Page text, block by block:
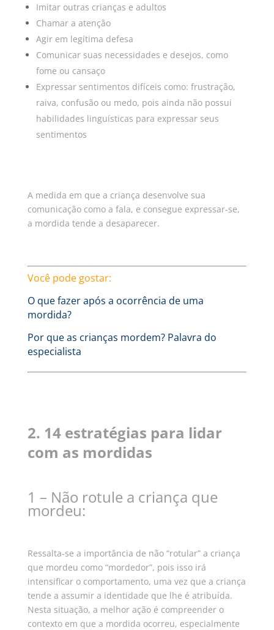
Imitar outras crianças e adultos
Chamar a atenção
Agir em legítima defesa
Comunicar suas necessidades e desejos, como
fome ou cansaço
Expressar sentimentos difíceis como: frustração,
raiva, confusão ou medo, pois ainda não possui
habilidades linguísticas para expressar seus
sentimentos
A medida em que a criança desenvolve sua
comunicação como a fala, e consegue expressar-se,
a mordida tende a desaparecer.
Você pode gostar:
O que fazer após a ocorrência de uma
mordida?
Por que as crianças mordem? Palavra do
especialista
2. 14 estratégias para lidar
com as mordidas
1 – Não rotule a criança que
mordeu:
Ressalta-se a importância de não “rotular” a criança
que mordeu como “mordedor”, pois isso irá
intensificar o comportamento, uma vez que a criança
tende a assumir a identidade que lhe é atribuída.
Nesta situação, a melhor ação é compreender o
contexto em que a mordida ocorreu, especialmente